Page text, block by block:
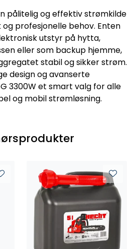
pålitelig og effektiv strømkilde
profesjonelle behov. Enten
utstyr på hytta,
eller som backup hjemme,
stabil og sikker strøm.
design og avanserte
3300W et smart valg for alle
og mobil strømløsning.